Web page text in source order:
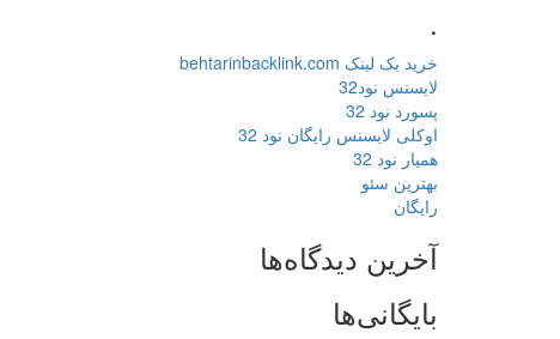
.
خرید بک لینک behtarinbacklink.com
لایسنس نود32
پسورد نود 32
اوکلی لایسنس رایگان نود 32
همیار نود 32
بهترین سئو
رایگان
آخرین دیدگاه‌ها
بایگانی‌ها